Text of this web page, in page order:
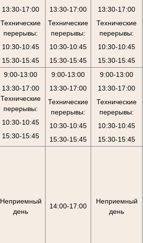
13:30-17:00
Технические
перерывы:
10:30-10:45
15:30-15:45
13:30-17:00
Технические
перерывы:
10:30-10:45
15:30-15:45
13:30-17:00
Технические
перерывы:
10:30-10:45
15:30-15:45
9:00-13:00
13:30-17:00
Технические
перерывы:
10:30-10:45
15:30-15:45
9:00-13:00
13:30-17:00
Технические
перерывы:
10:30-10:45
15:30-15:45
9:00-13:00
13:30-17:00
Технические
перерывы:
10:30-10:45
15:30-15:45
Неприемный
день
14:00-17:00
Неприемный
день